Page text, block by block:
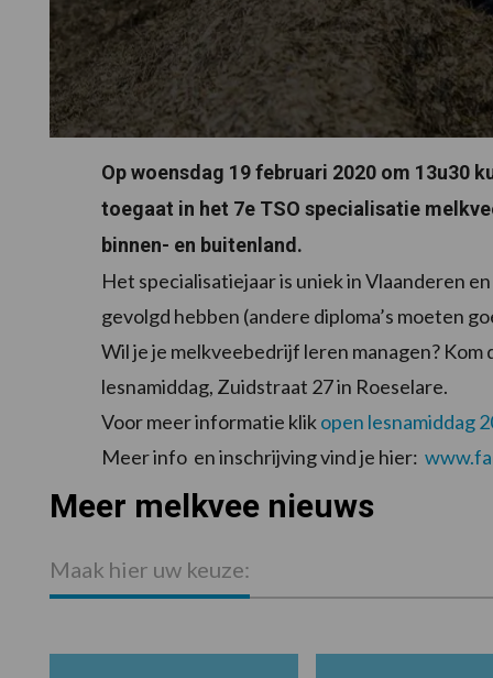
Op woensdag 19 februari 2020 om 13u30
toegaat in het 7e TSO specialisatie
binnen- en buitenland.
Het specialisatiejaar is uniek in Vlaanderen
gevolgd hebben (andere diploma’s moeten
Wil je je melkveebedrijf leren managen?
lesnamiddag, Zuidstraat 27 in Roeselare.
Voor meer informatie klikopen lesnamiddag
Meer info en inschrijving vind je hier:
Meer melkvee nieuws
Maak hier uw keuze: